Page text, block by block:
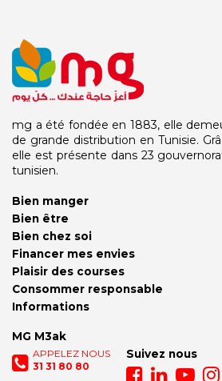
mg a été fondée en 1883, elle
de grande distribution en Tunisie.
elle est présente dans 23
tunisien.
Bien manger
Bien être
Bien chez soi
Financer mes envies
Plaisir des courses
MG M3ak
APPELEZ NOUS
31 31 80 80
Suivez nous
Consommer responsable
Informations